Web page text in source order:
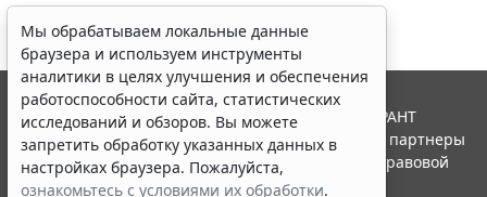
Мы обрабатываем локальные данные
браузера и используем инструменты
аналитики в целях улучшения и обеспечения
работоспособности сайта, статистических
исследований и обзоров. Вы можете
запретить обработку указанных данных в
настройках браузера. Пожалуйста,
ознакомьтесь с условиями их обработки.
© ООО "НПП "ГАРАНТ-СЕРВИС", 2026. Система ГАРАНТ
выпускается с 1990 года. Компания "Гарант" и ее партнеры
являются участниками Российской ассоциации правовой
информации ГАРАНТ.